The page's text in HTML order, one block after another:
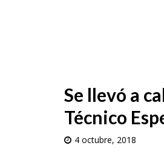
Se llevó a
Técnico
4 octubre, 2018